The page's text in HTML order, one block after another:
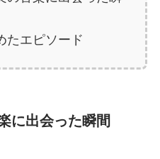
たエピソード
に出会った瞬間